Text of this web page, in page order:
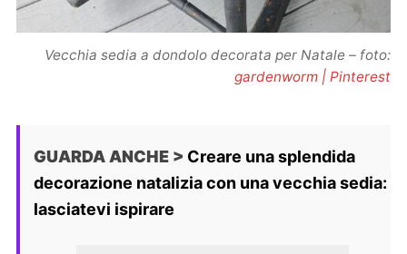
Vecchia sedia a dondolo decorata per Natale – foto:
gardenworm | Pinterest
GUARDA ANCHE > Creare una splendida
decorazione natalizia con una vecchia sedia:
lasciatevi ispirare